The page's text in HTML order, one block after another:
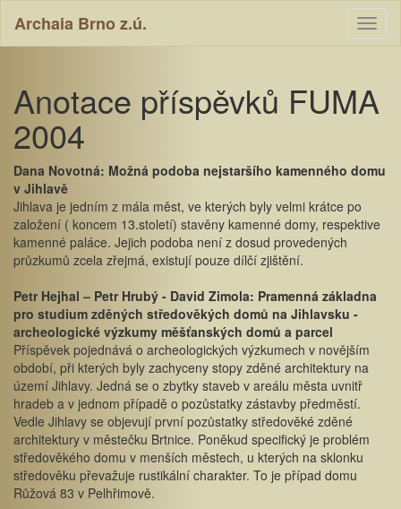
Archaia Brno z.ú.
Anotace příspěvků FUMA
2004
Dana Novotná: Možná podoba nejstaršího kamenného domu
v Jihlavě
Jihlava je jedním z mála měst, ve kterých byly velmi krátce po
založení ( koncem 13.století) stavěny kamenné domy, respektive
kamenné paláce. Jejich podoba není z dosud provedených
průzkumů zcela zřejmá, existují pouze dílčí zjištění.
Petr Hejhal – Petr Hrubý - David Zimola: Pramenná základna
pro studium zděných středověkých domů na Jihlavsku -
archeologické výzkumy měšťanských domů a parcel
Příspěvek pojednává o archeologických výzkumech v novějším
období, při kterých byly zachyceny stopy zděné architektury na
území Jihlavy. Jedná se o zbytky staveb v areálu města uvnitř
hradeb a v jednom případě o pozůstatky zástavby předměstí.
Vedle Jihlavy se objevují první pozůstatky středověké zděné
architektury v městečku Brtnice. Poněkud specifický je problém
středověkého domu v menších městech, u kterých na sklonku
středověku převažuje rustikální charakter. To je případ domu
Růžová 83 v Pelhřimově.